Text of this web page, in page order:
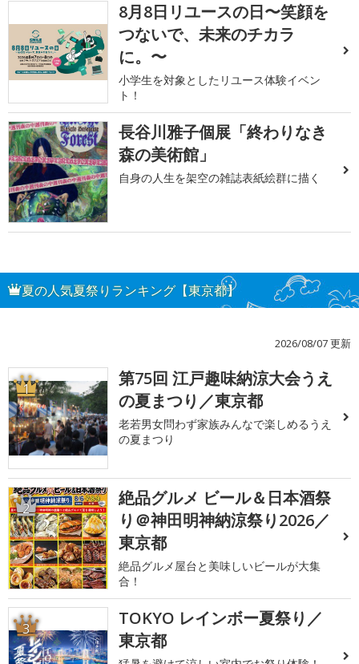
8月8日リユースの日〜笑顔を
つないで、未来のチカラ
に。〜
小学生を対象としたリユース体験イベン
ト！
長谷川雅子個展「終わりなき
森の美術館」
自身の人生を架空の雑誌表紙絵群に描く
夏の人気夏祭りランキング【東京都】
2026/08/07 更新
1
第75回 江戸趣味納涼大会うえ
の夏まつり／東京都
老若男女問わず家族みんなで楽しめるうえ
の夏まつり
2
絶品グルメ ビール＆日本酒祭
り＠神田明神納涼祭り2026／
東京都
絶品グルメ屋台と美味しいビールが大集
合！
3
TOKYO レインボー夏祭り／
東京都